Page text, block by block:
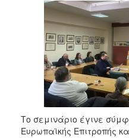
2013
2012
2011
2010
2006
Το σεμινάριο έγινε
Ευρωπαϊκής Επιτροπής